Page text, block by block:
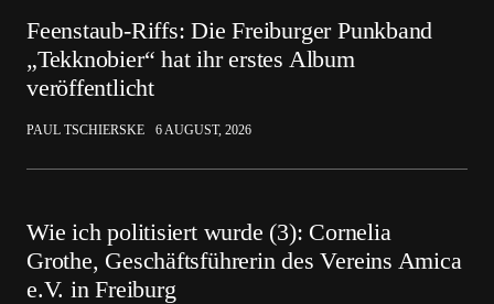
Feenstaub-Riffs: Die Freiburger Punkband
„Tekknobier“ hat ihr erstes Album
veröffentlicht
PAUL TSCHIERSKE 6 AUGUST, 2026
Wie ich politisiert wurde (3): Cornelia
Grothe, Geschäftsführerin des Vereins Amica
e.V. in Freiburg